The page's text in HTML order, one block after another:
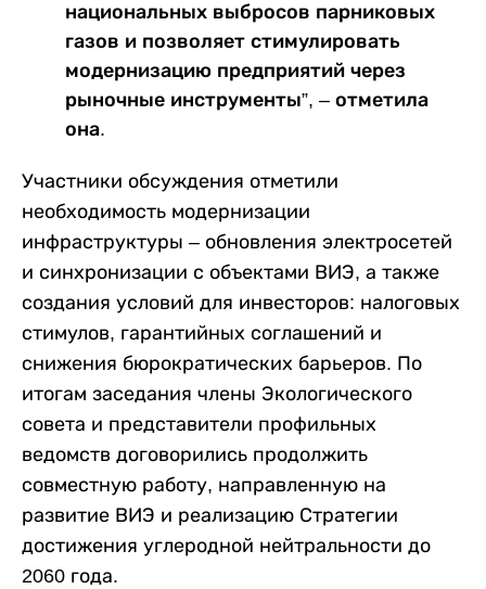
национальных выбросов парниковых
газов и позволяет стимулировать
модернизацию предприятий через
рыночные инструменты”, – отметила
она.
Участники обсуждения отметили
необходимость модернизации
инфраструктуры – обновления электросетей
и синхронизации с объектами ВИЭ, а также
создания условий для инвесторов: налоговых
стимулов, гарантийных соглашений и
снижения бюрократических барьеров. По
итогам заседания члены Экологического
совета и представители профильных
ведомств договорились продолжить
совместную работу, направленную на
развитие ВИЭ и реализацию Стратегии
достижения углеродной нейтральности до
2060 года.